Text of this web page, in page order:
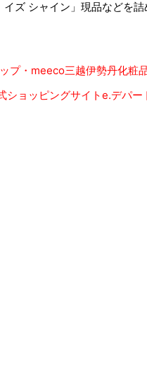
ズ シャイン」現品などを詰
プ・meeco三越伊勢丹化粧
ショッピングサイトe.デパー